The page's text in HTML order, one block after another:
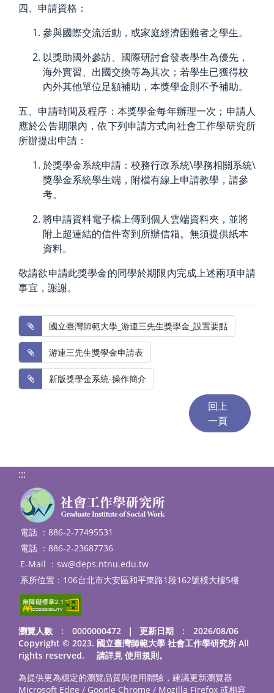
四、申請資格：
參與國際交流活動，或家庭經濟困難者之學生。
以獎助國外參訪、國際研討會發表學生為優先，
海外實習、出國交換等為其次；若學生已獲得校
內外其他單位足額補助，本獎學金則不予補助。
五、申請時間及程序：本獎學金每年辦理一次；申請人
應於公告期限內，依下列申請方式向社會工作學研究所
所辦提出申請：
於獎學金系統申請：校務行政系統\學務相關系統\
獎學金系統學生端， 附檔有線上申請教學，請參
考。
將申請資料電子檔上傳到個人雲端資料夾， 並將
附上超連結的信件寄到所辦信箱。無須提供紙本
資料。
敬請欲申請此獎學金的同學於期限內完成上述兩項申請
事宜，謝謝。
國立臺灣師範大學_游連三先生獎學金_設置要點
游連三先生獎學金申請表
新版獎學金系統-操作簡介
:::
電話 ：886-2-77495531
電話 ：886-2-23687736
E-Mail ： sw@deps.ntnu.edu.tw
系所位置：106台北市大安區和平東路1段162號樸大樓5樓
瀏覽人數 : 0000000472 ｜
更新日期 : 2026/08/06
Copyright © 2023. 國立臺灣師範大學 社會工作學研究所 All
rights reserved. 請詳見 使用規則。
為提供更為穩定的瀏覽品質與使用體驗，建議更新瀏覽器
Microsoft Edge / Google Chrome / Mozilla Firefox 或相容